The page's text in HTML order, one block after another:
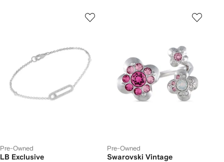
Pre-Owned
LB Exclusive
Pre-Owned
Swarovski Vintage